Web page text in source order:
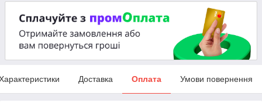
Доставка Оплата Умови повернення